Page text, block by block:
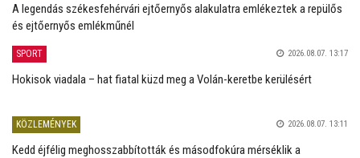
A legendás székesfehérvári ejtőernyős alakulatra emlékeztek a repülős
és ejtőernyős emlékműnél
SPORT 2026.08.07. 13:17
Hokisok viadala – hat fiatal küzd meg a Volán-keretbe kerülésért
KÖZLEMÉNYEK 2026.08.07. 13:11
Kedd éjfélig meghosszabbították és másodfokúra mérséklik a